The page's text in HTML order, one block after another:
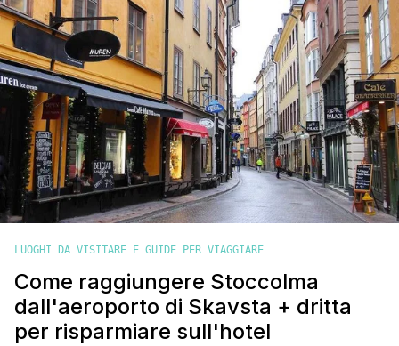
LUOGHI DA VISITARE E GUIDE PER VIAGGIARE
Come raggiungere Stoccolma
dall'aeroporto di Skavsta + dritta
per risparmiare sull'hotel